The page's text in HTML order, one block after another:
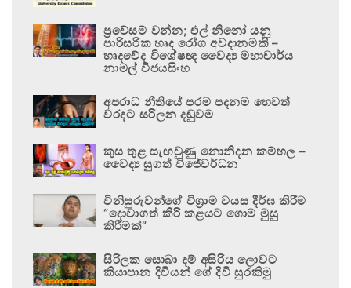
ප්‍රවේසම් වන්න; එල් නිනෝ යනු
පාරිසරික හෘද රෝග අවදානමකි –
හෘදවේද විශේෂඥ වෛද්‍ය මහාචාර්ය
නාමල් විජයසිංහ
අපරාධ නීතියේ පරම පදනම හෙවත්
වරදට සරිලන දඬුවම
කුස තුළ සැඟවුණු නොනිදන කම්හල –
වෛද්‍ය සුගත් විජේවර්ධන
විනිසුරුවන්ගේ විශ්‍රාම වයස දීර්ඝ කිරීම
“දොවාගත් කිරි කළයට ගොම මුසු
කිරීමක්”
සිරිලක සොබා දම් අසිරිය ලොවට
කියාපාන දිවියන් ගේ දිවි සුරකිමු